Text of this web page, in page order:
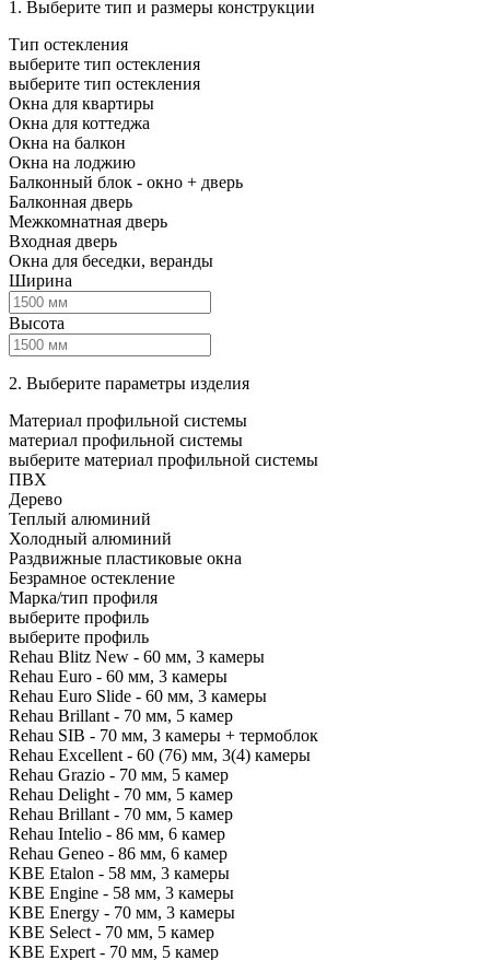
1. Выберите тип и размеры конструкции
Тип остекления
выберите тип остекления
выберите тип остекления
Окна для квартиры
Окна для коттеджа
Окна на балкон
Окна на лоджию
Балконный блок - окно + дверь
Балконная дверь
Межкомнатная дверь
Входная дверь
Окна для беседки, веранды
Ширина
Высота
2. Выберите параметры изделия
Материал профильной системы
материал профильной системы
выберите материал профильной системы
ПВХ
Дерево
Теплый алюминий
Холодный алюминий
Раздвижные пластиковые окна
Безрамное остекление
Марка/тип профиля
выберите профиль
выберите профиль
Rehau Blitz New - 60 мм, 3 камеры
Rehau Euro - 60 мм, 3 камеры
Rehau Euro Slide - 60 мм, 3 камеры
Rehau Brillant - 70 мм, 5 камер
Rehau SIB - 70 мм, 3 камеры + термоблок
Rehau Excellent - 60 (76) мм, 3(4) камеры
Rehau Grazio - 70 мм, 5 камер
Rehau Delight - 70 мм, 5 камер
Rehau Brillant - 70 мм, 5 камер
Rehau Intelio - 86 мм, 6 камер
Rehau Geneo - 86 мм, 6 камер
KBE Etalon - 58 мм, 3 камеры
KBE Engine - 58 мм, 3 камеры
KBE Energy - 70 мм, 3 камеры
KBE Select - 70 мм, 5 камер
KBE Expert - 70 мм, 5 камер